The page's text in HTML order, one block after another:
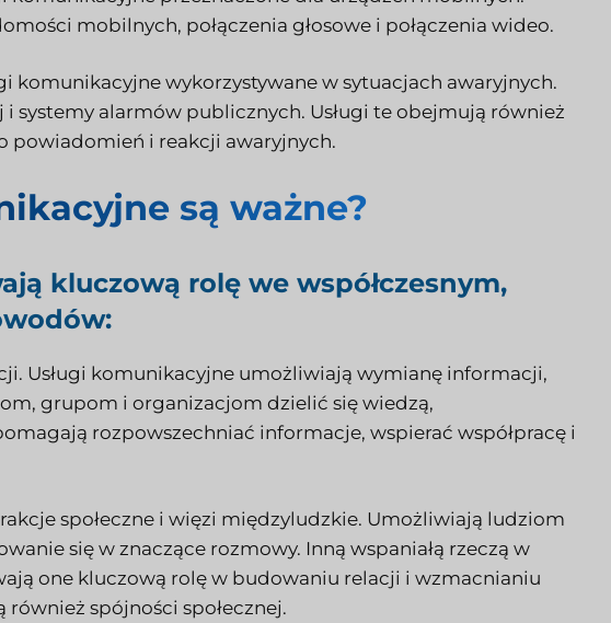
mobilnych, połączenia głosowe i połączenia wideo.
komunikacyjne wykorzystywane w sytuacjach awaryjnych.
i systemy alarmów publicznych. Usługi te obejmują również
powiadomień i reakcji awaryjnych.
są ważne?
kluczową rolę we współczesnym,
Usługi komunikacyjne umożliwiają wymianę informacji,
grupom i organizacjom dzielić się wiedzą,
rozpowszechniać informacje, wspierać współpracę i
społeczne i więzi międzyludzkie. Umożliwiają ludziom
się w znaczące rozmowy. Inną wspaniałą rzeczą w
one kluczową rolę w budowaniu relacji i wzmacnianiu
również spójności społecznej.